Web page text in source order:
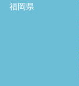
福岡県